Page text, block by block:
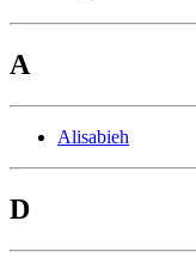
A
Alisabieh
D